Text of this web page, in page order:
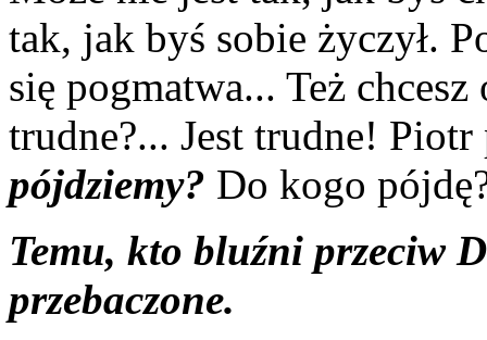
tak, jak byś sobie życzył.
się pogmatwa... Też
trudne?... Jest trudne!
pójdziemy? Do kogo
Temu, kto bluźni przeciw
przebaczone.